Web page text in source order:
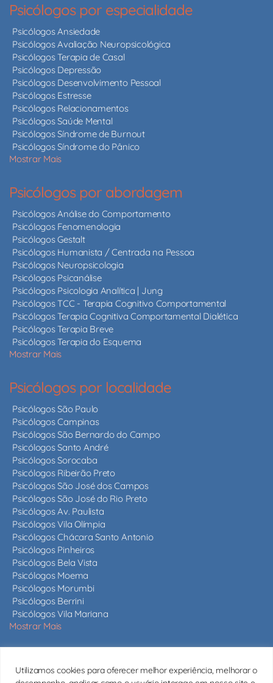
Utilizamos cookies para oferecer melhor experiência, melhorar o
Psicólogos por especialidade
Psicólogos Ansiedade
Psicólogos Avaliação Neuropsicológica
Psicólogos Terapia de Casal
Psicólogos Depressão
Psicólogos Desenvolvimento Pessoal
Psicólogos Estresse
Psicólogos Relacionamentos
Psicólogos Saúde Mental
Psicólogos Síndrome de Burnout
Psicólogos Síndrome do Pânico
Mostrar Mais
Psicólogos por abordagem
Psicólogos Análise do Comportamento
Psicólogos Fenomenologia
Psicólogos Gestalt
Psicólogos Humanista / Centrada na Pessoa
Psicólogos Neuropsicologia
Psicólogos Psicanálise
Psicólogos Psicologia Analítica | Jung
Psicólogos TCC - Terapia Cognitivo Comportamental
Psicólogos Terapia Cognitiva Comportamental Dialética
Psicólogos Terapia Breve
Psicólogos Terapia do Esquema
Mostrar Mais
Psicólogos por localidade
Psicólogos São Paulo
Psicólogos Campinas
Psicólogos São Bernardo do Campo
Psicólogos Santo André
Psicólogos Sorocaba
Psicólogos Ribeirão Preto
Psicólogos São José dos Campos
Psicólogos São José do Rio Preto
Psicólogos Av. Paulista
Psicólogos Vila Olímpia
Psicólogos Chácara Santo Antonio
Psicólogos Pinheiros
Psicólogos Bela Vista
Psicólogos Moema
Psicólogos Morumbi
Psicólogos Berrini
Psicólogos Vila Mariana
Mostrar Mais
Mais de 820 psicólogos em São Paulo e em todo o estado,